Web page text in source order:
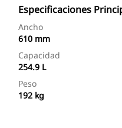
Especificaciones
Ancho
610 mm
Capacidad
254.9 L
Peso
192 kg